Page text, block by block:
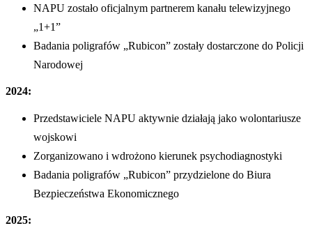
NAPU zostało oficjalnym partnerem kanału telewizyjnego
„1+1”
Badania poligrafów „Rubicon” zostały dostarczone do Policji
Narodowej
2024:
Przedstawiciele NAPU aktywnie działają jako wolontariusze
wojskowi
Zorganizowano i wdrożono kierunek psychodiagnostyki
Badania poligrafów „Rubicon” przydzielone do Biura
Bezpieczeństwa Ekonomicznego
2025: